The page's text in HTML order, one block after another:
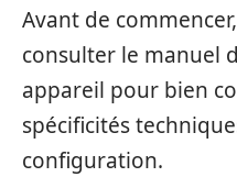
Avant de
consulter le manuel
appareil pour bien
spécificités
configuration.